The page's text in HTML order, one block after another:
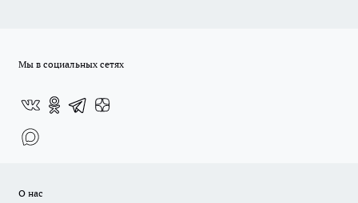
Мы в социальных сетях
О нас